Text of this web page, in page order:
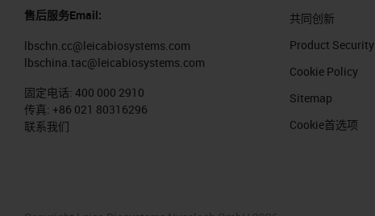
售后服务Email:
lbschn.cc@leicabiosystems.com
lbschina.tac@leicabiosystems.com
固定电话: 400 000 2910
传真: +86 021 80316296
联系我们
共同创新
Product Security
Cookie Policy
Sitemap
Cookie首选项